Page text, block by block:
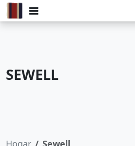
SEWELL
Hogar Sewell